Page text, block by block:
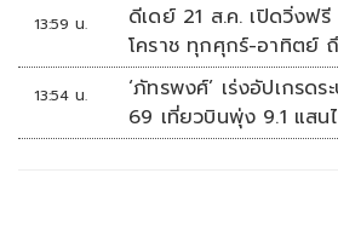
13:59 น.
ดีเดย์ 21 ส.ค. เปิดวิ่งฟ
โคราช ทุกศุกร์-อาทิตย์
13:54 น.
‘ภัทรพงศ์’ เร่งอัปเกรด
69 เที่ยวบินพุ่ง 9.1 แสน